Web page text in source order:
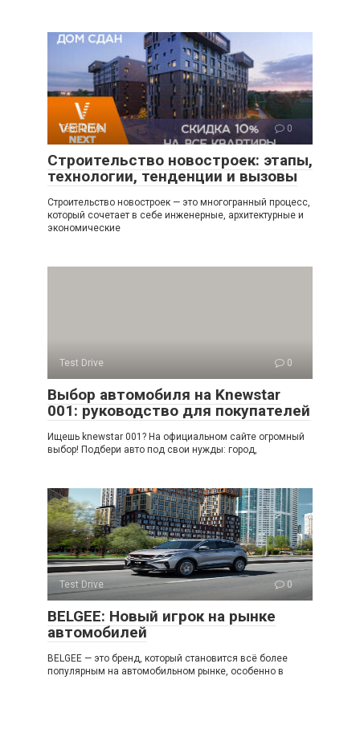
Test Drive 0
Строительство новостроек: этапы,
технологии, тенденции и вызовы
Строительство новостроек — это многогранный процесс,
который сочетает в себе инженерные, архитектурные и
экономические
Test Drive 0
Выбор автомобиля на Knewstar
001: руководство для покупателей
Ищешь knewstar 001? На официальном сайте огромный
выбор! Подбери авто под свои нужды: город,
Test Drive 0
BELGEE: Новый игрок на рынке
автомобилей
BELGEE — это бренд, который становится всё более
популярным на автомобильном рынке, особенно в